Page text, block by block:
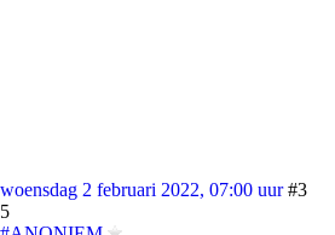
woensdag 2 februari 2022, 07:00 uur #3
5